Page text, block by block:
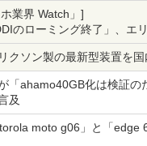
業界 Watch」]
のローミング終了」、エ
の課題
クソン製の最新型装置を国
「ahamo40GB化は検証の
及
moto g06」と「edge